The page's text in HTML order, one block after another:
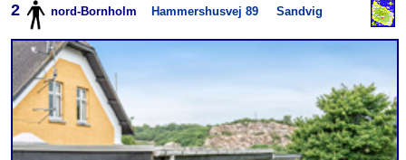
2 nord-Bornholm Hammershusvej 89 Sandvig